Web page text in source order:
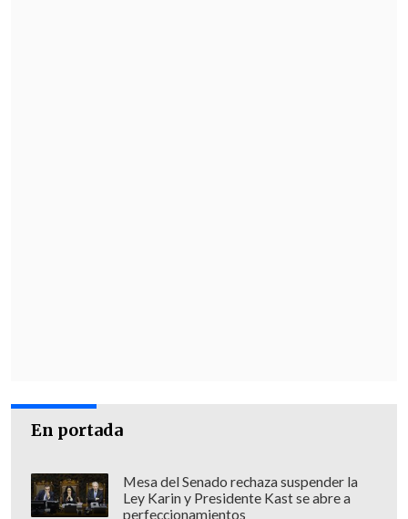
En portada
Mesa del Senado rechaza suspender la
Ley Karin y Presidente Kast se abre a
perfeccionamientos